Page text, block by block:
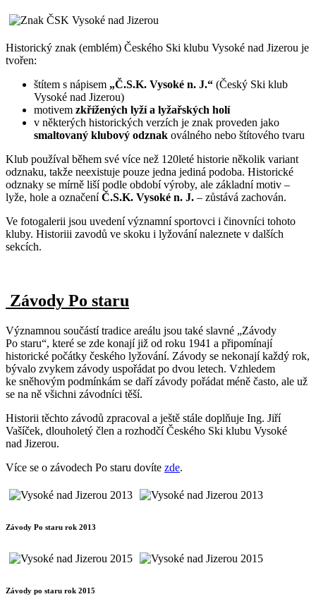
Historický znak (emblém) Českého Ski klubu Vysoké nad Jizerou je
tvořen:
štítem s nápisem „Č.S.K. Vysoké n. J.“ (Český Ski klub
Vysoké nad Jizerou)
motivem zkřížených lyží a lyžařských holí
v některých historických verzích je znak proveden jako
smaltovaný klubový odznak oválného nebo štítového tvaru
Klub používal během své více než 120leté historie několik variant
odznaku, takže neexistuje pouze jedna jediná podoba. Historické
odznaky se mírně liší podle období výroby, ale základní motiv –
lyže, hole a označeníČ.S.K. Vysoké n. J. – zůstává zachován.
Ve fotogalerii jsou uvedení významní sportovci i činovníci tohoto
kluby. Historiii zavodů ve skoku i lyžování naleznete v dalších
sekcích.
Závody Po staru
Významnou součástí tradice areálu jsou také slavné „Závody
Po staru“, které se zde konají již od roku 1941 a připomínají
historické počátky českého lyžování. Závody se nekonají každý rok,
bývalo zvykem závody uspořádat po dvou letech. Vzhledem
ke sněhovým podmínkám se daří závody pořádat méně často, ale už
se na ně všichni závodníci těší.
Historii těchto závodů zpracoval a ještě stále doplňuje Ing. Jiří
Vašíček, dlouholetý člen a rozhodčí Českého Ski klubu Vysoké
nad Jizerou.
Více se o závodech Po staru dovíte zde.
Závody Po staru rok 2013
Závody po staru rok 2015